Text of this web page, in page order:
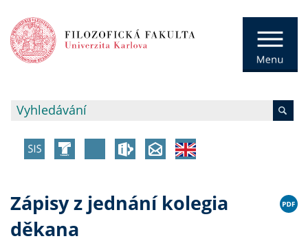
Zápisy z jednání kolegia
děkana